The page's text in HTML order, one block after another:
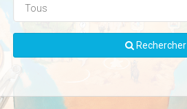
Rechercher